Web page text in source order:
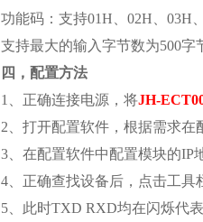
功能码：支持01H、02H、03H
支持最大的输入字节数为500字
四，配置方法
1、正确连接电源，将JH-
2、打开配置软件，根据需求
3、在配置软件中配置模块的IP
4、正确查找设备后，点击工具
5、此时TXD RXD均在闪烁代